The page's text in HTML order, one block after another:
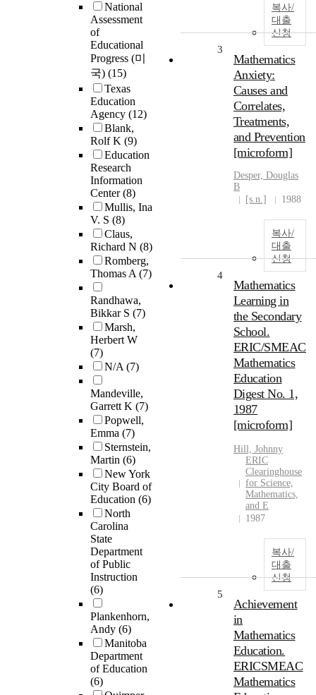
National
Assessment
of
Educational
Progress (미
국) (15)
Texas
Education
Agency (12)
Blank,
Rolf K (9)
Education
Research
Information
Center(8)
Mullis, Ina
V. S (8)
Claus,
Richard N (8)
Romberg,
Thomas A(7)
Randhawa,
Bikkar S (7)
Marsh,
Herbert W
(7)
N/A(7)
Mandeville,
Garrett K (7)
Popwell,
Emma (7)
Sternstein,
Martin (6)
New York
City Board of
Education (6)
North
Carolina
State
Department
of Public
Instruction
(6)
Plankenhorn,
Andy (6)
Manitoba
Department
of Education
(6)
복사/
대출
신청
3
Mathematics
Anxiety:
Causes and
Correlates,
Treatments,
and Prevention
[microform]
Desper, Douglas
B
[s.n.]
1988
복사/
대출
신청
4
Mathematics
Learning in
the Secondary
School.
ERIC/SMEAC
Mathematics
Education
Digest No. 1,
1987
[microform]
Hill, Johnny
ERIC
Clearinghouse
for Science,
Mathematics,
and E
1987
복사/
대출
신청
5
Achievement
in
Mathematics
Education.
ERICSMEAC
Mathematics